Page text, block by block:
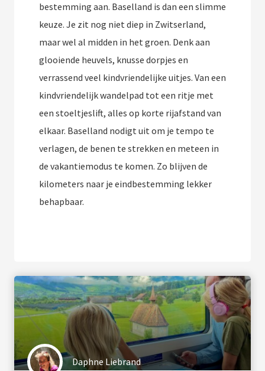
bestemming aan. Baselland is dan een slimme
keuze. Je zit nog niet diep in Zwitserland,
maar wel al midden in het groen. Denk aan
glooiende heuvels, knusse dorpjes en
verrassend veel kindvriendelijke uitjes. Van een
kindvriendelijk wandelpad tot een ritje met
een stoeltjeslift, alles op korte rijafstand van
elkaar. Baselland nodigt uit om je tempo te
verlagen, de benen te strekken en meteen in
de vakantiemodus te komen. Zo blijven de
kilometers naar je eindbestemming lekker
behapbaar.
Daphne Liebrand